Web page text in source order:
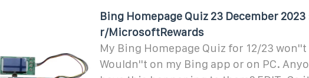
Bing Homepage Quiz 23 December 2023
r/MicrosoftRewards
My Bing Homepage Quiz for 12/23 won''t
Wouldn''t on my Bing app or on PC.